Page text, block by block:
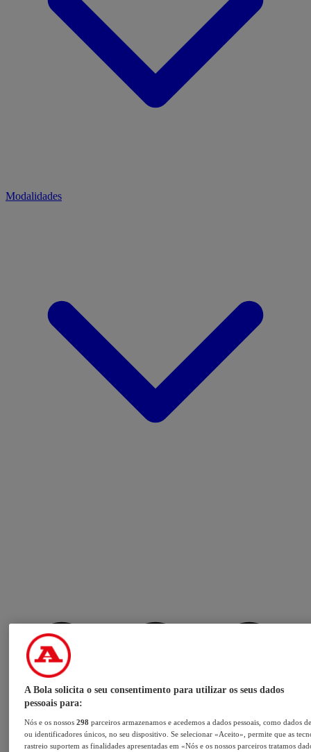
Modalidades
A Bola solicita o seu consentimento para utilizar os seus dados
pessoais para:
Nós e os nossos298 parceiros armazenamos e acedemos a dados pessoais, como dados
ou identificadores únicos, no seu dispositivo. Se selecionar «Aceito», permite que as
rastreio suportem as finalidades apresentadas em «Nós e os nossos parceiros tratamos